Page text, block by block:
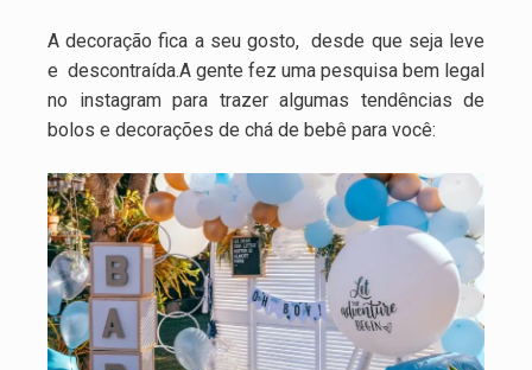
A decoração fica a seu gosto, desde que seja leve
e descontraída.A gente fez uma pesquisa bem legal
no instagram para trazer algumas tendências de
bolos e decorações de chá de bebê para você: